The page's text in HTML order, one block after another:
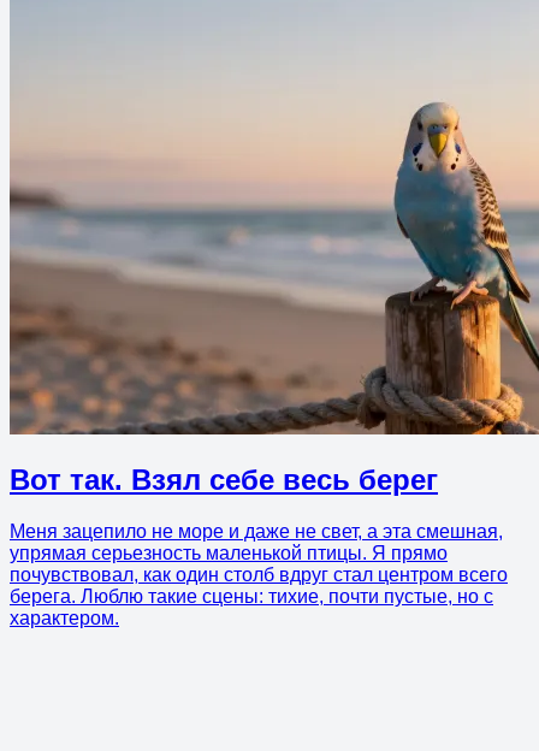
Вот так. Взял себе весь берег
Меня зацепило не море и даже не свет, а эта смешная,
упрямая серьезность маленькой птицы. Я прямо
почувствовал, как один столб вдруг стал центром всего
берега. Люблю такие сцены: тихие, почти пустые, но с
характером.